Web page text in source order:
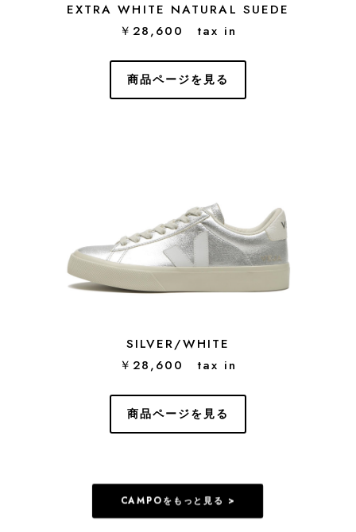
EXTRA WHITE NATURAL SUEDE
￥28,600 tax in
商品ページを見る
SILVER/WHITE
￥28,600 tax in
商品ページを見る
CAMPOをもっと見る >